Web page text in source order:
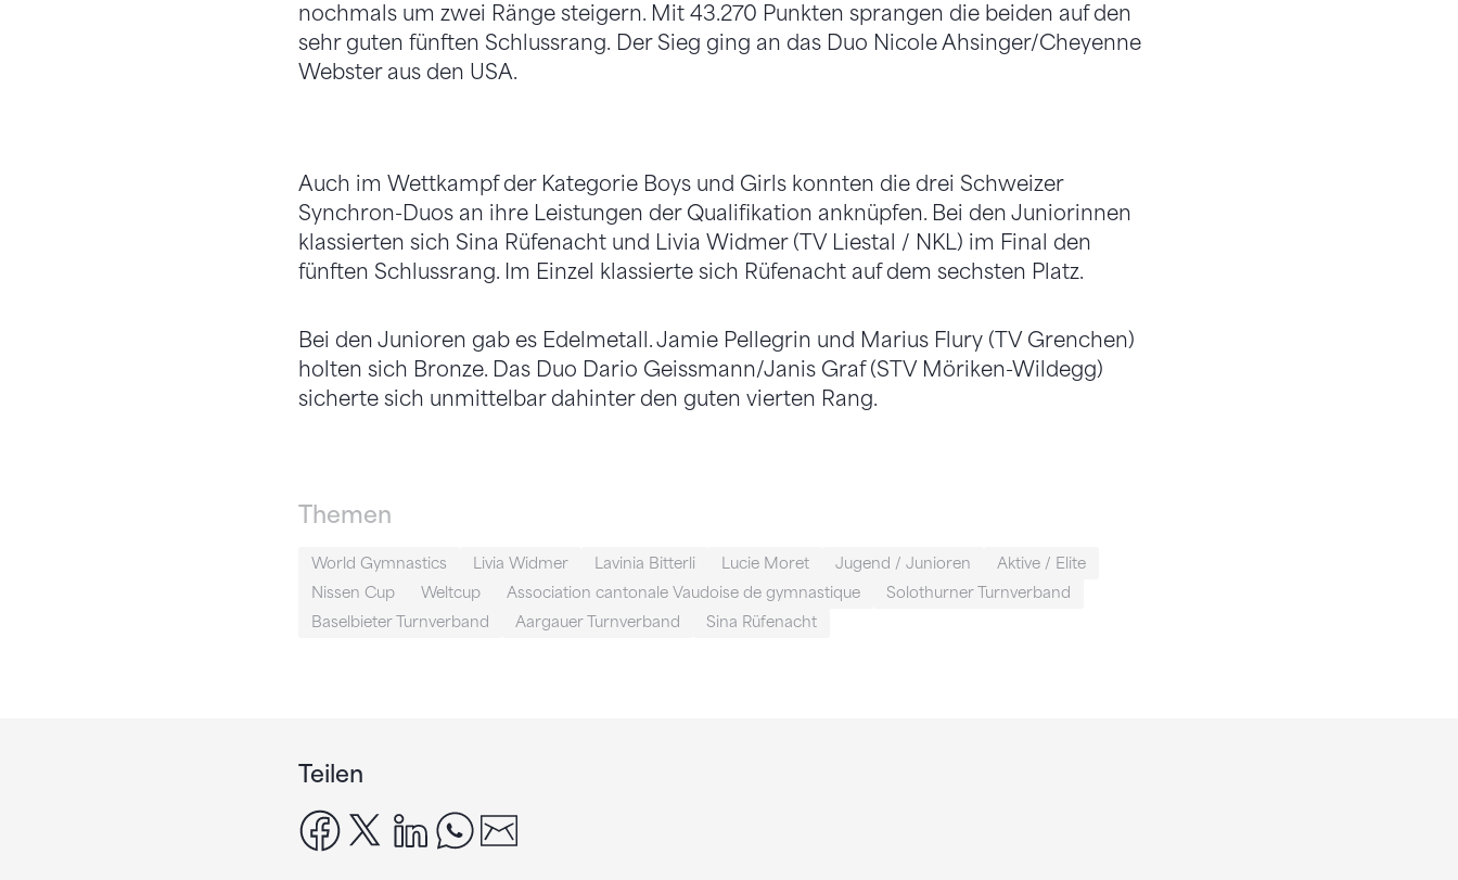
nochmals um zwei Ränge steigern. Mit 43.270 Punkten sprangen die beiden auf den
sehr guten fünften Schlussrang. Der Sieg ging an das Duo Nicole Ahsinger/Cheyenne
Webster aus den USA.
Auch im Wettkampf der Kategorie Boys und Girls konnten die drei Schweizer
Synchron-Duos an ihre Leistungen der Qualifikation anknüpfen. Bei den Juniorinnen
klassierten sich Sina Rüfenacht und Livia Widmer (TV Liestal / NKL) im Final den
fünften Schlussrang. Im Einzel klassierte sich Rüfenacht auf dem sechsten Platz.
Bei den Junioren gab es Edelmetall. Jamie Pellegrin und Marius Flury (TV Grenchen)
holten sich Bronze. Das Duo Dario Geissmann/Janis Graf (STV Möriken-Wildegg)
sicherte sich unmittelbar dahinter den guten vierten Rang.
Themen
World Gymnastics Livia Widmer Lavinia Bitterli Lucie Moret Jugend / Junioren
Aktive / Elite
Nissen Cup
Weltcup Association cantonale Vaudoise de gymnastique
Solothurner Turnverband
Baselbieter Turnverband
Aargauer Turnverband Sina Rüfenacht
Teilen
facebook
x linkedinwhatsapp